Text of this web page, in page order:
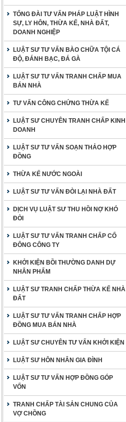
TỔNG ĐÀI TƯ VẤN PHÁP LUẬT HÌNH
SỰ, LY HÔN, THỪA KẾ, NHÀ ĐẤT,
DOANH NGHIỆP
LUẬT SƯ TƯ VẤN BÀO CHỮA TỘI CÁ
ĐỘ, ĐÁNH BẠC, ĐÁ GÀ
LUẬT SƯ TƯ VẤN TRANH CHẤP MUA
BÁN NHÀ
TƯ VẤN CÔNG CHỨNG THỪA KẾ
LUẬT SƯ CHUYÊN TRANH CHẤP KINH
DOANH
LUẬT SƯ TƯ VẤN SOẠN THẢO HỢP
ĐỒNG
THỪA KẾ NƯỚC NGOÀI
LUẬT SƯ TƯ VẤN ĐÒI LẠI NHÀ ĐẤT
DỊCH VỤ LUẬT SƯ THU HỒI NỢ KHÓ
ĐÒI
LUẬT SƯ TƯ VẤN TRANH CHẤP CỔ
ĐÔNG CÔNG TY
KHỞI KIỆN BỒI THƯỜNG DANH DỰ
NHÂN PHẨM
LUẬT SƯ TRANH CHẤP THỪA KẾ NHÀ
ĐẤT
LUẬT SƯ TƯ VẤN TRANH CHẤP HỢP
ĐỒNG MUA BÁN NHÀ
LUẬT SƯ CHUYÊN TƯ VẤN KHỞI KIỆN
LUẬT SƯ HÔN NHÂN GIA ĐÌNH
LUẬT SƯ TƯ VẤN HỢP ĐỒNG GÓP
VỐN
TRANH CHẤP TÀI SẢN CHUNG CỦA
VỢ CHỒNG